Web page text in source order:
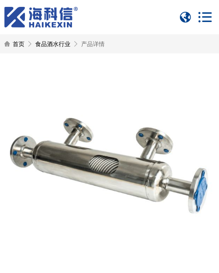
首页 食品酒水行业 产品详情